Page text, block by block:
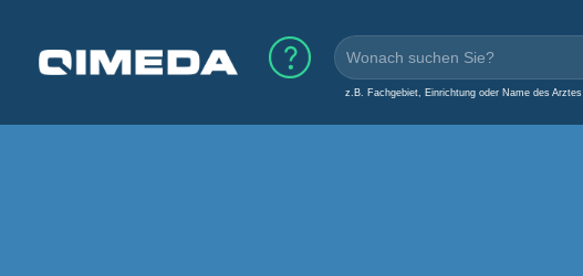
z.B. Fachgebiet, Einrichtung oder Name des Arztes